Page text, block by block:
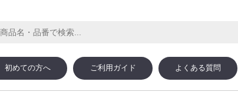
初めての方へ ご利用ガイド よくある質問